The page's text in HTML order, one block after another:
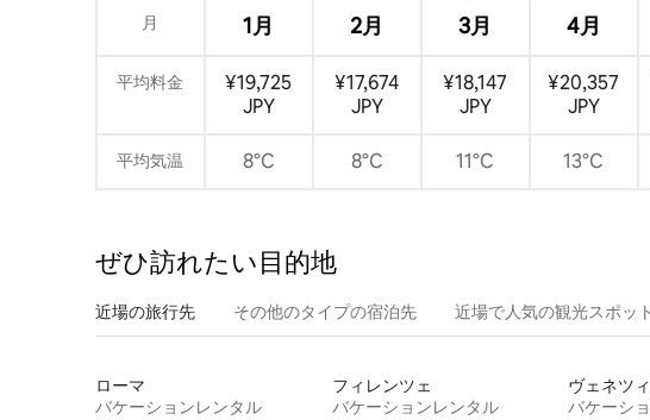
月 1月 2月 3月 4月
平均料金
¥19,725
JPY
¥17,674
JPY
¥18,147
JPY
¥20,357
JPY
平均気温 8°C 8°C 11°C 13°C
ぜひ訪⁠れ⁠た⁠い目⁠的⁠地
近場の旅行先 その他のタ⁠イ⁠プ⁠の宿⁠泊⁠先 近場で人気の観光スポット
ローマ
バケーションレンタル
フィレンツェ
バケーションレンタル
ヴェネツ
バケーシ